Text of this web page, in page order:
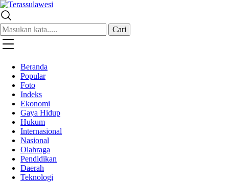
Terassulawesi
Kabar Menginspirasi
Cari
Beranda
Popular
Foto
Indeks
Ekonomi
Gaya Hidup
Hukum
Internasional
Nasional
Olahraga
Pendidikan
Daerah
Teknologi